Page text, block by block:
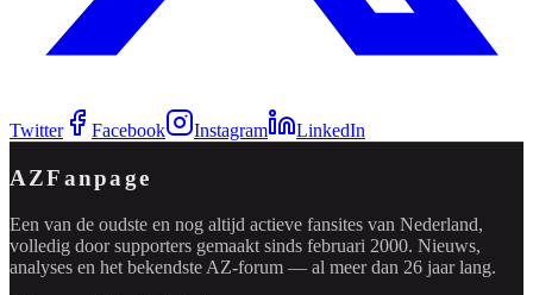
Twitter Facebook Instagram LinkedIn
AZFanpage
Een van de oudste en nog altijd actieve fansites van Nederland,
volledig door supporters gemaakt sinds februari 2000. Nieuws,
analyses en het bekendste AZ-forum — al meer dan 26 jaar lang.